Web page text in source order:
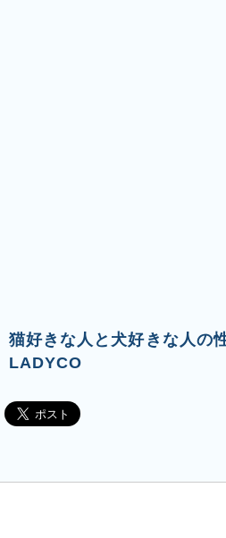
猫好きな人と犬好きな人の
LADYCO